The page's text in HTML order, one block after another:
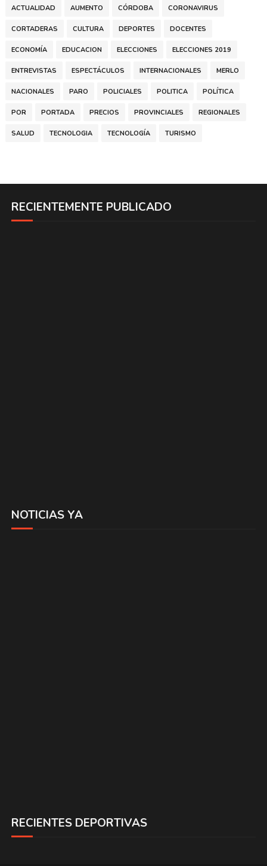
ACTUALIDAD AUMENTO CÓRDOBA CORONAVIRUS
CORTADERAS CULTURA DEPORTES DOCENTES
ECONOMÍA EDUCACION ELECCIONES ELECCIONES 2019
ENTREVISTAS ESPECTÁCULOS INTERNACIONALES MERLO
NACIONALES PARO POLICIALES POLITICA POLÍTICA
POR PORTADA PRECIOS PROVINCIALES REGIONALES
SALUD TECNOLOGIA TECNOLOGÍA TURISMO
RECIENTEMENTE PUBLICADO
NOTICIAS YA
RECIENTES DEPORTIVAS